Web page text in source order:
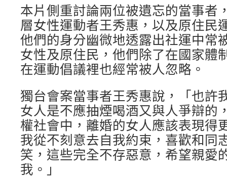
本片側重討論兩位被遺忘的當事者
層女性運動者王秀惠，以及原住民
他們的身分幽微地透露出社運中常
女性及原住民，他們除了在國家體
在運動倡議裡也經常被人忽略。
獨台會案當事者王秀惠說，「也許
女人是不應抽煙喝酒又與人爭辯的
權社會中，離婚的女人應該表現得
我從不刻意去自我約束，喜歡和同
笑，這些完全不存惡意，希望親愛
我。」